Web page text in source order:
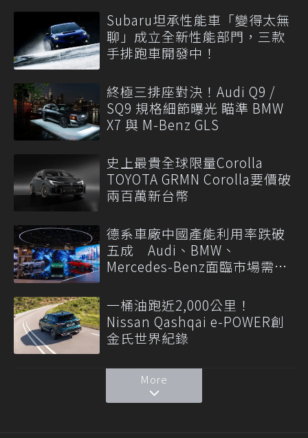
Subaru坦承性能車「變得太無
聊」成立全新性能部門，三款
手排跑車開發中！
終極三排座對決！Audi Q9 /
SQ9 規格細節曝光 瞄準 BMW
X7 與 M-Benz GLS
史上最貴全球限量Corolla
TOYOTA GRMN Corolla要價破
兩百萬新台幣
德系車廠中國產能利用率跌破
五成 Audi、BMW、
Mercedes-Benz面臨市場需求
一桶油跑近2,000公里！
Nissan Qashqai e-POWER創
金氏世界紀錄
More